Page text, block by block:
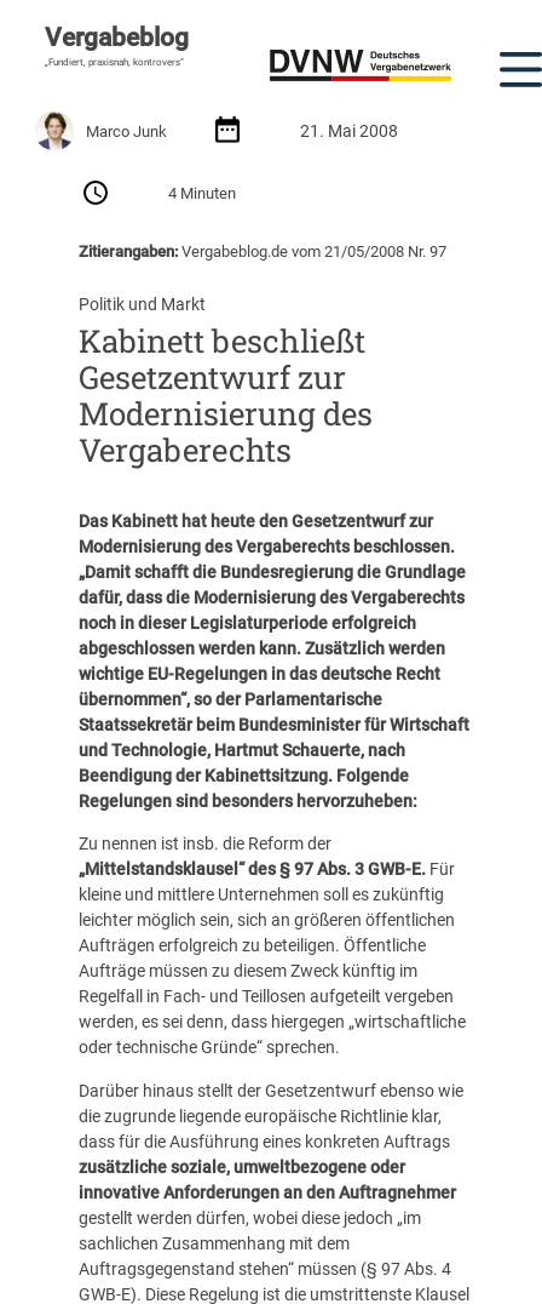
Vergabeblog
„Fundiert, praxisnah, kontrovers“
Marco Junk 21. Mai 2008
4 Minuten
Zitierangaben:Vergabeblog.de vom 21/05/2008 Nr. 97
Politik und Markt
Kabinett beschließt
Gesetzentwurf zur
Modernisierung des
Vergaberechts
Das Kabinett hat heute den Gesetzentwurf zur
Modernisierung des Vergaberechts beschlossen.
„Damit schafft die Bundesregierung die Grundlage
dafür, dass die Modernisierung des Vergaberechts
noch in dieser Legislaturperiode erfolgreich
abgeschlossen werden kann. Zusätzlich werden
wichtige EU-Regelungen in das deutsche Recht
übernommen“, so der Parlamentarische
Staatssekretär beim Bundesminister für Wirtschaft
und Technologie, Hartmut Schauerte, nach
Beendigung der Kabinettsitzung. Folgende
Regelungen sind besonders hervorzuheben:
Zu nennen ist insb. die Reform der
„Mittelstandsklausel“ des § 97 Abs. 3 GWB-E.Für
kleine und mittlere Unternehmen soll es zukünftig
leichter möglich sein, sich an größeren öffentlichen
Aufträgen erfolgreich zu beteiligen. Öffentliche
Aufträge müssen zu diesem Zweck künftig im
Regelfall in Fach- und Teillosen aufgeteilt vergeben
werden, es sei denn, dass hiergegen „wirtschaftliche
oder technische Gründe“ sprechen.
Darüber hinaus stellt der Gesetzentwurf ebenso wie
die zugrunde liegende europäische Richtlinie klar,
dass für die Ausführung eines konkreten Auftrags
zusätzliche soziale, umweltbezogene oder
innovative Anforderungen an den Auftragnehmer
gestellt werden dürfen, wobei diese jedoch „im
sachlichen Zusammenhang mit dem
Auftragsgegenstand stehen“ müssen (§ 97 Abs. 4
GWB-E). Diese Regelung ist die umstrittenste Klausel